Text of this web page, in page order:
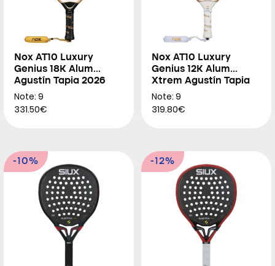
Nox AT10 Luxury
Genius 18K Alum
Agustín Tapia 2026
Note: 9
331.50€
Nox AT10 Luxury
Genius 12K Alum
Xtrem Agustín Tapia
2026
Note: 9
319.80€
-10% -12%